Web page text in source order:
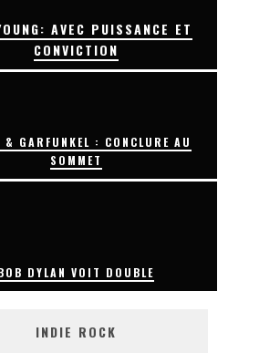
AVEC PUISSANCE ET
CONVICTION
& GARFUNKEL : CONCLURE AU
SOMMET
DYLAN VOIT DOUBLE
INDIE ROCK